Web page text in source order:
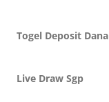
Togel Deposit Dana
Live Draw Sgp